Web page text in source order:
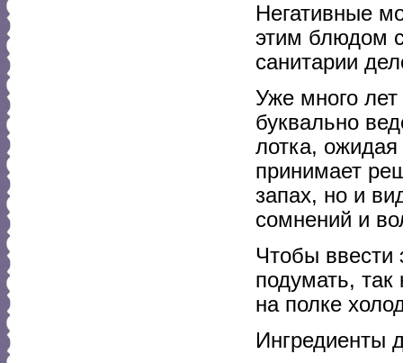
Негативные
этим блюдом
санитарии
Уже много
буквально
лотка, ожидая
принимает
запах, но и
сомнений и
Чтобы ввести
подумать,
на полке
Ингредиенты